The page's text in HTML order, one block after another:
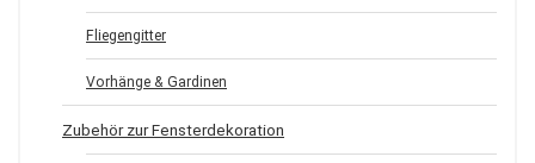
Fliegengitter
Vorhänge & Gardinen
Zubehör zur Fensterdekoration